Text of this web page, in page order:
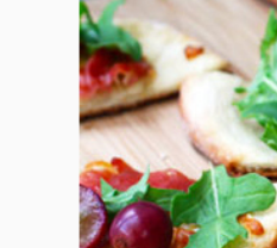
Wellness
ПОСЛЕДВАЙТЕ
НИ